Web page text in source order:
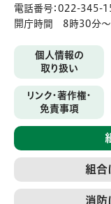
電話番号：022-345-
開庁時間 8時30分
個人情報の
取り扱い
リンク・著作権・
免責事項
組合
消防